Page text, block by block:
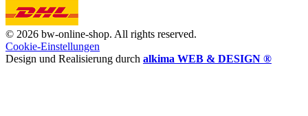
© 2026 bw-online-shop. All rights reserved.
Cookie-Einstellungen
Design und Realisierung durch alkima WEB & DESIGN ®